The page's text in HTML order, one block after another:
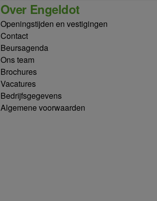
Over Engeldot
Openingstijden en vestigingen
Contact
Beursagenda
Ons team
Brochures
Vacatures
Bedrijfsgegevens
Algemene voorwaarden